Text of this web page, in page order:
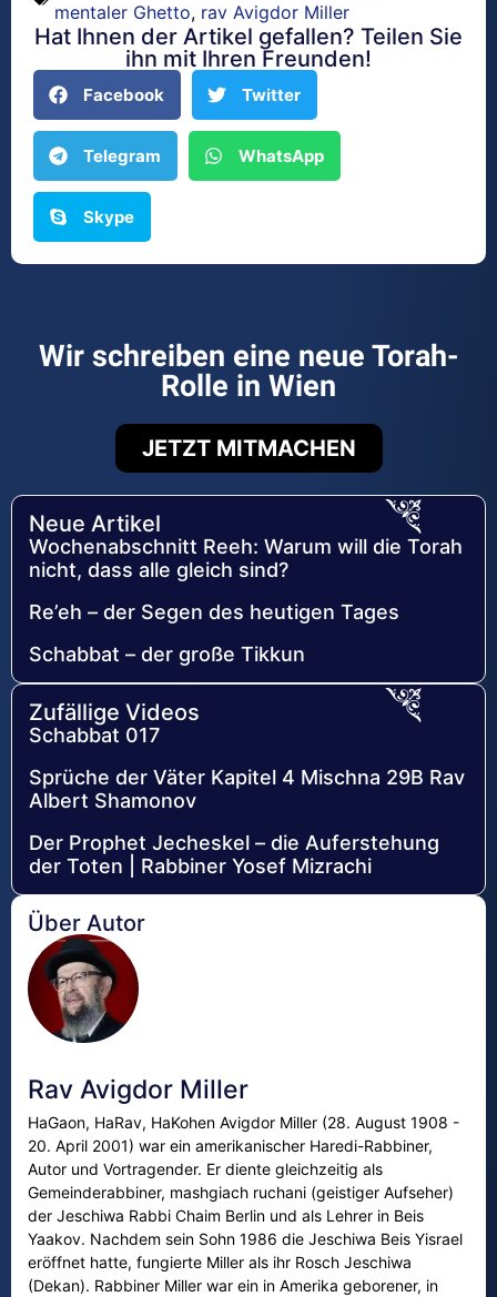
mentaler Ghetto, rav Avigdor Miller
Hat Ihnen der Artikel gefallen? Teilen Sie
ihn mit Ihren Freunden!
Facebook Twitter
Telegram WhatsApp
Skype
Wir schreiben eine neue Torah-
Rolle in Wien
JETZT MITMACHEN
Neue Artikel
Wochenabschnitt Reeh: Warum will die Torah
nicht, dass alle gleich sind?
Re’eh – der Segen des heutigen Tages
Schabbat – der große Tikkun
Zufällige Videos
Schabbat 017
Sprüche der Väter Kapitel 4 Mischna 29B Rav
Albert Shamonov
Der Prophet Jecheskel – die Auferstehung
der Toten | Rabbiner Yosef Mizrachi
Über Autor
Rav Avigdor Miller
HaGaon, HaRav, HaKohen Avigdor Miller (28. August 1908 -
20. April 2001) war ein amerikanischer Haredi-Rabbiner,
Autor und Vortragender. Er diente gleichzeitig als
Gemeinderabbiner, mashgiach ruchani (geistiger Aufseher)
der Jeschiwa Rabbi Chaim Berlin und als Lehrer in Beis
Yaakov. Nachdem sein Sohn 1986 die Jeschiwa Beis Yisrael
eröffnet hatte, fungierte Miller als ihr Rosch Jeschiwa
(Dekan). Rabbiner Miller war ein in Amerika geborener, in